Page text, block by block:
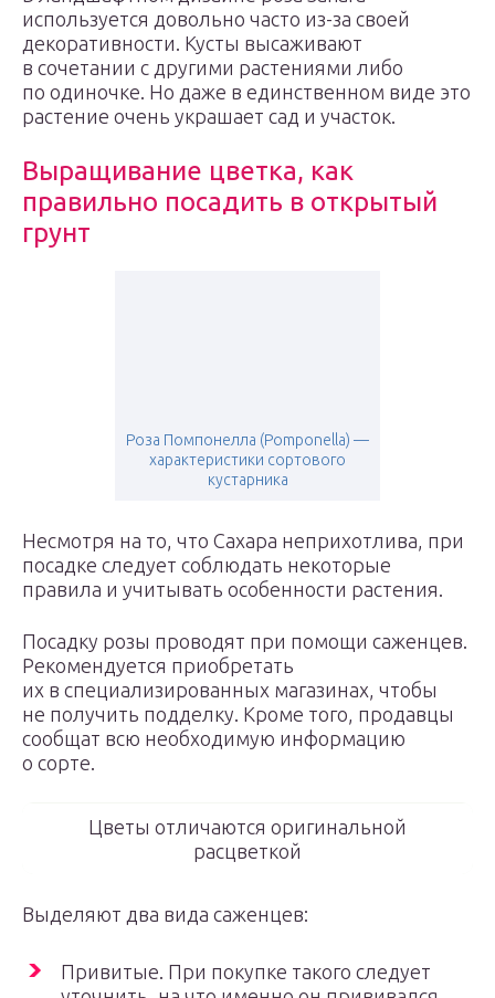
используется довольно часто из-за своей
декоративности. Кусты высаживают
в сочетании с другими растениями либо
по одиночке. Но даже в единственном виде это
растение очень украшает сад и участок.
Выращивание цветка, как
правильно посадить в открытый
грунт
Роза Помпонелла (Pomponella) —
характеристики сортового
кустарника
Несмотря на то, что Сахарa неприхотлива, при
посадке следует соблюдать некоторые
правила и учитывать особенности растения.
Посадку розы проводят при помощи саженцев.
Рекомендуется приобретать
их в специализированных магазинах, чтобы
не получить подделку. Кроме того, продавцы
сообщат всю необходимую информацию
о сорте.
Цветы отличаются оригинальной
расцветкой
Выделяют два вида саженцев:
Привитые. При покупке такого следует